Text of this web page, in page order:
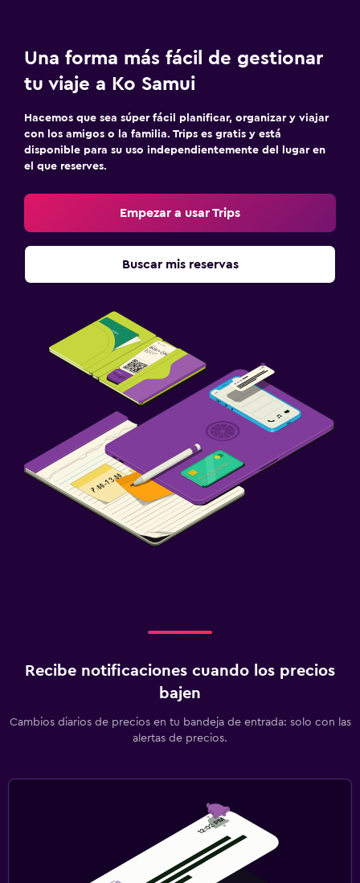
Una forma más fácil de gestionar
tu viaje a Ko Samui
Hacemos que sea súper fácil planificar, organizar y viajar
con los amigos o la familia. Trips es gratis y está
disponible para su uso independientemente del lugar en
el que reserves.
Empezar a usar Trips
Buscar mis reservas
Recibe notificaciones cuando los precios
bajen
Cambios diarios de precios en tu bandeja de entrada: solo con las
alertas de precios.